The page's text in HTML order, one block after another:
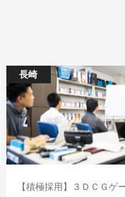
長崎
【積極採用】３ＤＣＧゲ